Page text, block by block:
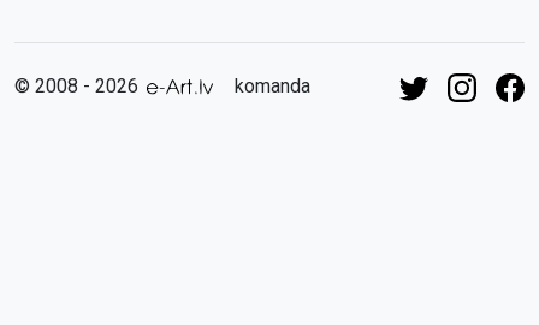
© 2008 - 2026 komanda